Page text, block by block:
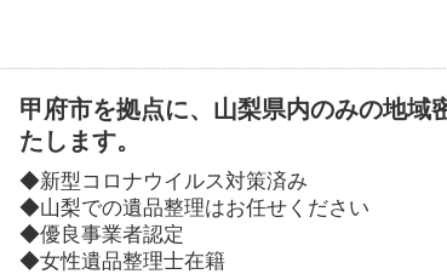
甲府市を拠点に、山梨県内のみの地域
たします。
◆新型コロナウイルス対策済み
◆山梨での遺品整理はお任せください
◆優良事業者認定
◆女性遺品整理士在籍